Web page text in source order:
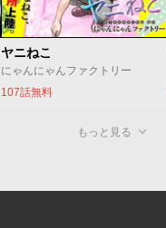
ヤニねこ
にゃんにゃんファクトリー
107話無料
もっと見る